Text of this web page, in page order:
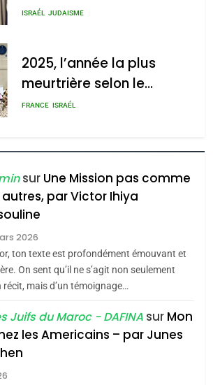
meurtrière selon le rapport
d’ADL contre
l’antisémitisme
admin 0
rapport d’ADL contre
FRANCE ISRAÉL
FIÈRE, DIGNE ET RÉSILIENTE :
POURQUOI JE REVENDIQUE
MA JUDAÏTE par Thérèse
ISRAÉL JUDAISME
CE QUI NOUS MANQUE –
Jacques Hadida
JUDAISME
Maroc : Les amandes de
Tafraout, le miel de Tadla
Azilal consacrés produits
du terroir
DAFINA MAROC
Oeil ravageur – Vanessa
De Loya Stauber
sur Une Mission pas comme
autres, par Victor Ihiya
2026
ton texte est profondément émouvant et
On sent qu’il ne s’agit non seulement
récit, mais d’un témoignage…
Juifs du Maroc - DAFINA sur Mon
les Americains – par Junes